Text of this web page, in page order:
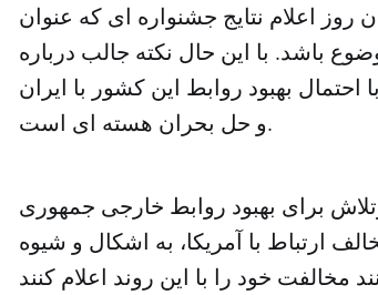
اعلام نتایج جشنواره ای که عنوان
باشد. با این حال نکته جالب درباره
بهبود روابط این کشور با ایران
و حل بحران هسته ای است.
برای بهبود روابط خارجی جمهوری
ارتباط با آمریکا، به اشکال و شیوه